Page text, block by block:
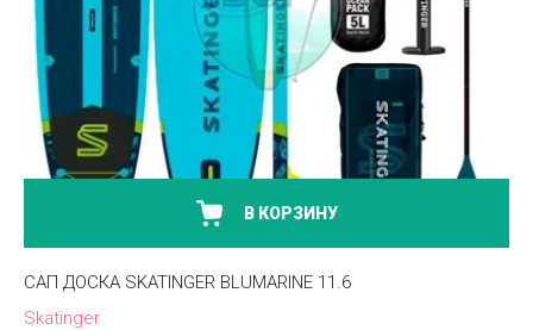
В КОРЗИНУ
САП ДОСКА SKATINGER BLUMARINE 11.6
Skatinger